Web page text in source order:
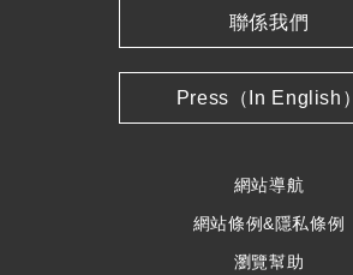
聯係我們
Press（In English）
網站導航
網站條例&隱私條例
瀏覽幫助